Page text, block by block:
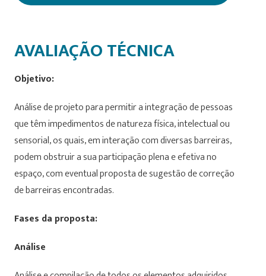
AVALIAÇÃO TÉCNICA
Objetivo:
Análise de projeto para permitir a integração de pessoas
que têm impedimentos de natureza física, intelectual ou
sensorial, os quais, em interação com diversas barreiras,
podem obstruir a sua participação plena e efetiva no
espaço, com eventual proposta de sugestão de correção
de barreiras encontradas.
Fases da proposta:
Análise